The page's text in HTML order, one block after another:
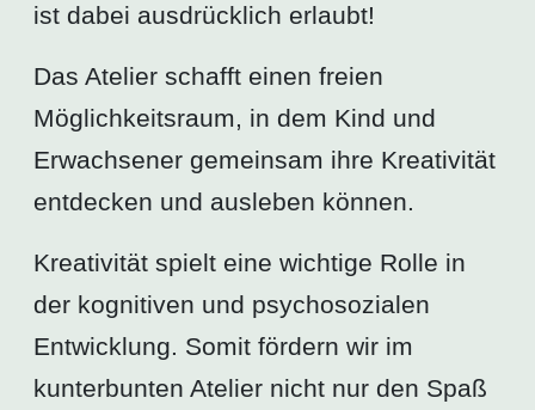
ist dabei ausdrücklich erlaubt!
Das Atelier schafft einen freien
Möglichkeitsraum, in dem Kind und
Erwachsener gemeinsam ihre Kreativität
entdecken und ausleben können.
Kreativität spielt eine wichtige Rolle in
der kognitiven und psychosozialen
Entwicklung. Somit fördern wir im
kunterbunten Atelier nicht nur den Spaß